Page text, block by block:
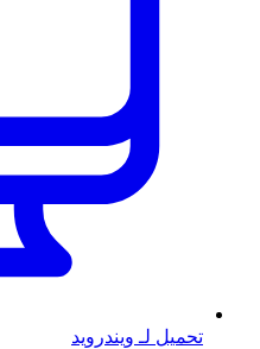
تحميل لـ ويندرويد